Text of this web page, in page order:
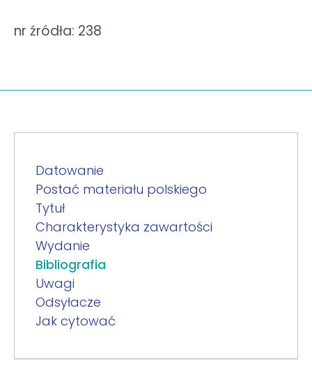
nr źródła: 238
Datowanie
Postać materiału polskiego
Tytuł
Charakterystyka zawartości
Wydanie
Bibliografia
Uwagi
Odsyłacze
Jak cytować